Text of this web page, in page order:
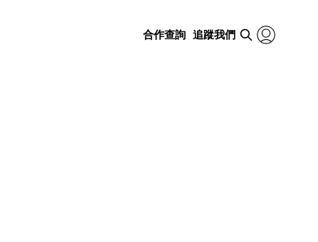
合作查詢 追蹤我們